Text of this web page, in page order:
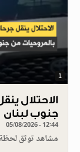
1
الاحتلال
جنوب لبنان
05/08/2026 - 12:44
مشاهد توثق